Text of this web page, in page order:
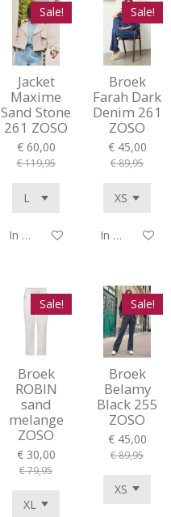
Sale!
Jacket
Maxime
Sand Stone
261 ZOSO
€ 60,00
€ 119,95
In winkelwagen
Sale!
Broek
Farah Dark
Denim 261
ZOSO
€ 45,00
€ 89,95
In
Sale!
Broek
ROBIN
sand
melange
ZOSO
€ 30,00
€ 79,95
Sale!
Broek
Belamy
Black 255
ZOSO
€ 45,00
€ 89,95